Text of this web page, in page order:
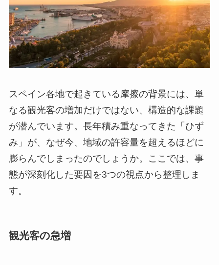
スペイン各地で起きている摩擦の背景には、単
なる観光客の増加だけではない、構造的な課題
が潜んでいます。長年積み重なってきた「ひず
み」が、なぜ今、地域の許容量を超えるほどに
膨らんでしまったのでしょうか。ここでは、事
態が深刻化した要因を3つの視点から整理しま
す。
観光客の急増